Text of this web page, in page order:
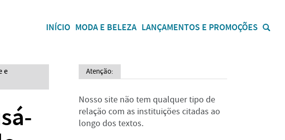
INÍCIO MODA E BELEZA LANÇAMENTOS E PROMOÇÕES
e
Atenção:
Nosso site não tem qualquer tipo de
relação com as instituições citadas ao
longo dos textos.